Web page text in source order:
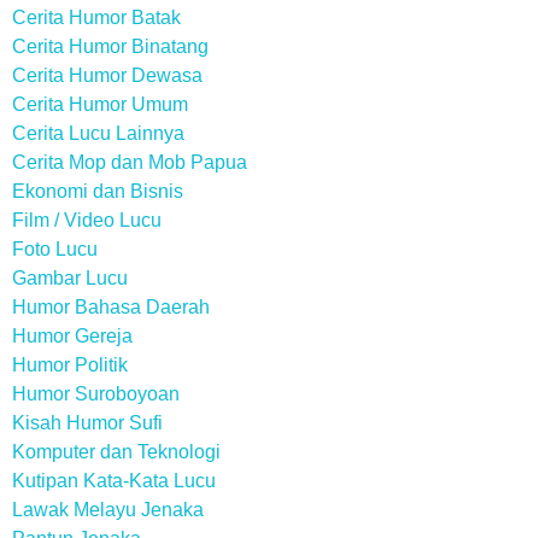
Cerita Humor Batak
Cerita Humor Binatang
Cerita Humor Dewasa
Cerita Humor Umum
Cerita Lucu Lainnya
Cerita Mop dan Mob Papua
Ekonomi dan Bisnis
Film / Video Lucu
Foto Lucu
Gambar Lucu
Humor Bahasa Daerah
Humor Gereja
Humor Politik
Humor Suroboyoan
Kisah Humor Sufi
Komputer dan Teknologi
Kutipan Kata-Kata Lucu
Lawak Melayu Jenaka